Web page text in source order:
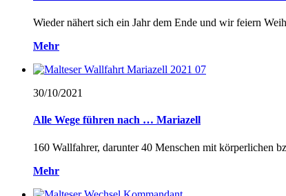
Wieder nähert sich ein Jahr dem Ende und wir feiern
Mehr
30/10/2021
Alle Wege führen nach … Mariazell
160 Wallfahrer, darunter 40 Menschen mit körperlichen
Mehr